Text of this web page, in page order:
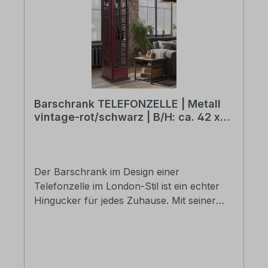
Barschrank TELEFONZELLE | Metall
vintage-rot/schwarz | B/H: ca. 42 x
Der Barschrank im Design einer
Telefonzelle im London-Stil ist ein echter
Hingucker für jedes Zuhause. Mit seiner